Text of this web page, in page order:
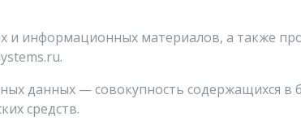
и информационных материалов, а также
данных — совокупность содержащихся
средств.